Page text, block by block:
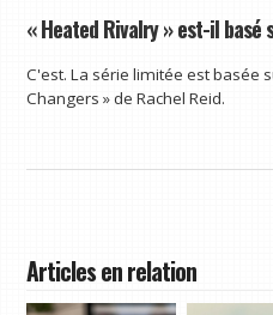
« Heated Rivalry » est-il basé
C'est. La série limitée est basée
Changers » de Rachel Reid.
Articles en relation